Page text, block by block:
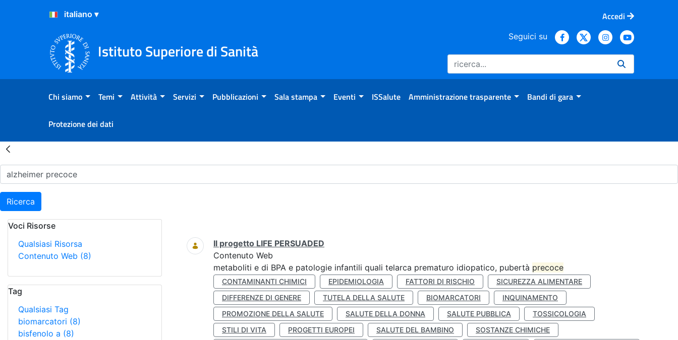
Salta al Contenuto
Salta al Footer
Accedi
Istituto Superiore di Sanità
Seguici su
Chi siamo Temi Attività Servizi Pubblicazioni Sala stampa Eventi ISSalute Amministrazione trasparente Bandi di gara
Protezione dei dati
Risultati della Ricerca - Home
Ricerca
Voci Risorse
Qualsiasi Risorsa
Contenuto Web (8)
Tag
Qualsiasi Tag
biomarcatori (8)
bisfenolo a (8)
Ricerca
Il progetto LIFE PERSUADED
Contenuto Web
metaboliti e di BPA e patologie infantili quali telarca prematuro idiopatico, pubertà precoce
CONTAMINANTI CHIMICI EPIDEMIOLOGIA FATTORI DI RISCHIO
SICUREZZA ALIMENTARE
DIFFERENZE DI GENERE
TUTELA DELLA SALUTE BIOMARCATORI
INQUINAMENTO
PROMOZIONE DELLA SALUTE
SALUTE DELLA DONNA SALUTE PUBBLICA
TOSSICOLOGIA
STILI DI VITA
PROGETTI EUROPEI SALUTE DEL BAMBINO
SOSTANZE CHIMICHE